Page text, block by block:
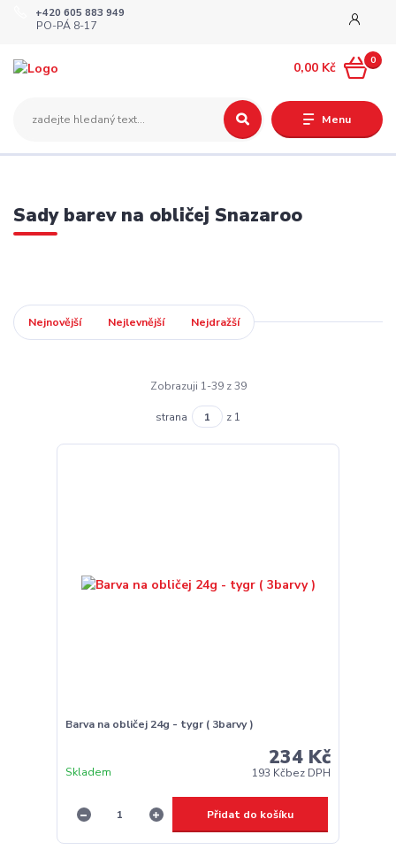
Menu
+420 605 883 949
PO-PÁ 8-17
0
0,00 Kč
Sady barev na obličej Snazaroo
Nejnovější Nejlevnější Nejdražší
Zobrazuji 1-39 z 39
strana z 1
Barva na obličej 24g - tygr ( 3barvy )
234 Kč
193 Kčbez DPH
Skladem
Přidat do košíku